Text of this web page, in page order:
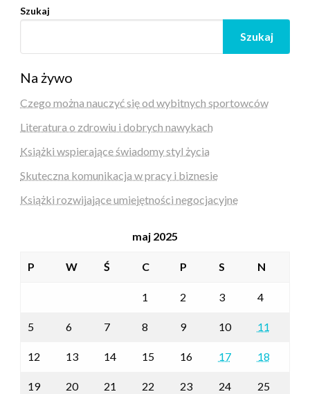
Szukaj
Szukaj
Na żywo
Czego można nauczyć się od wybitnych sportowców
Literatura o zdrowiu i dobrych nawykach
Książki wspierające świadomy styl życia
Skuteczna komunikacja w pracy i biznesie
Książki rozwijające umiejętności negocjacyjne
maj 2025
P W Ś C P S N
1 2 3 4
5 6 7 8 9 10 11
12 13 14 15 16 17 18
19 20 21 22 23 24 25